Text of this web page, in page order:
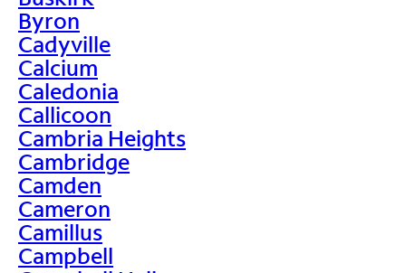
Byron
Cadyville
Calcium
Caledonia
Callicoon
Cambria Heights
Cambridge
Camden
Cameron
Camillus
Campbell